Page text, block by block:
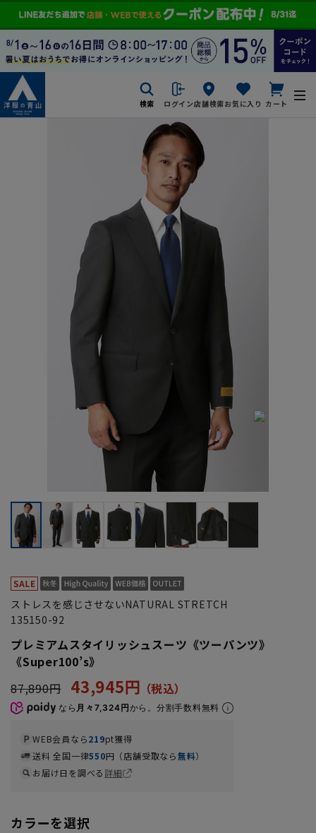
検索 ログイン店舗検索お気に入り カート
ストレスを感じさせないNATURAL STRETCH
135150-92
プレミアムスタイリッシュスーツ《ツーパンツ》
《Super100’s》
87,890円
43,945円
なら 月々7,324円から。分割手数料無料
WEB会員なら219pt獲得
送料 全国一律550円（店舗受取なら無料）
お届け日を調べる詳細
カラーを選択